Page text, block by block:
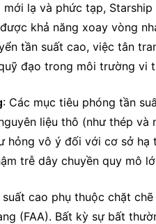
mới lạ và phức tạp,
khả năng xoay vòng
tần suất cao, việc tân
đạo trong môi trường vi
: Các mục tiêu phóng tần
liệu thô (như thép và
hỏng vô ý đối với cơ sở
trễ dây chuyền quy mô
cao phụ thuộc chặt
(FAA). Bất kỳ sự bất